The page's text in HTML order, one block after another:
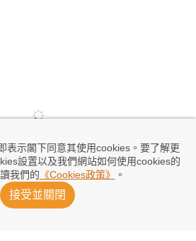
表示閣下同意其使用cookies。要了解更
設置以及我們網站如何使用cookies的
我們的 《Cookies政策》 。
接受並關閉